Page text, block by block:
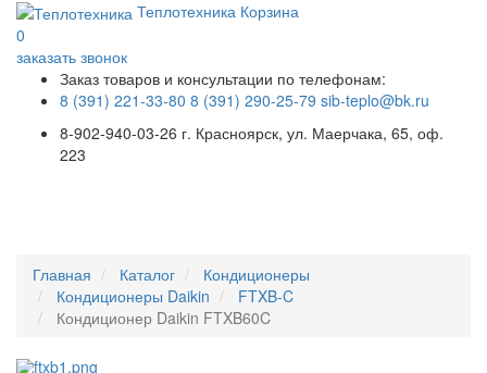
Теплотехника Корзина
0
заказать звонок
Заказ товаров и консультации по телефонам:
8 (391) 221-33-80 8 (391) 290-25-79 sib-teplo@bk.ru
8-902-940-03-26 г. Красноярск, ул. Маерчака, 65, оф.
223
Главная Каталог
Кондиционеры
Кондиционеры Daikin
FTXB-C
Кондиционер Daikin FTXB60C